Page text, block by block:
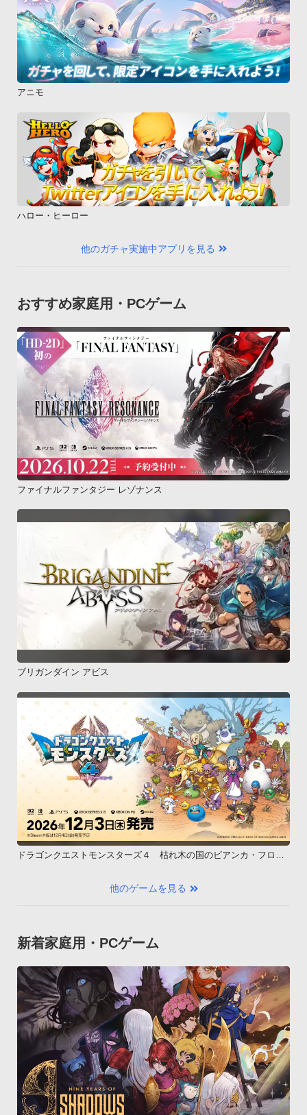
一旦ダウンロードを中止し、別のWi-Fi回線への接続をお試しい
ただくか、チェックを外し、別の通信手段（3G回線等）からの
ダウンロードをお試しください。Q.アプリを中断したい
A.「オプションメニュー」にて「アプリ終了」を選択、または
遊技中にホームボタンを押してアプリを終了いただければ、そ
の時点の遊技情報が自動的に保存されます。
中断中のデータがある場合、タイトル画面で「ゲームスター
ト」をタップすると再開確認画面が表示されますので、「は
い」を選ぶと、中断した時点から再開できます。Q.追加機能
（アドオン）が購入できない
A.以下の内容をご確認ください。・「Playストア」アプリを最
新のものにバージョンアップする
・アプリ購入時のGoogleアカウントと、スマートフォンの
・決済額が上限に達していないか、各通信会社に確認する
・こちら（http://support.google.com/wallet/bin/request.py?
に問い合わせる
（Google Playの障害であるケースもございます）Q.購入済み
の追加機能がすべて無効になった
A.以下の手順により無償で復旧が可能です。1.タイトル画面の
「ショップ」にて、無効となった追加機能をタップ
2.「購入する」の部分をタップする
3.表示される警告文の「はい」を選択
4.数秒後、「既に購入済みです」と表示が出る
5.同画面上の「タイトルへ戻る」をタップ以降、該当する追加
機能が再度有効になる
6.他に無効となっている追加機能がある場合は、各機能ごとに
上記1～5の手順を繰り返す
但し、ご購入済みのGoogleアカウントでない場合、エラーや請
求が発生する場合がございますのでご注意ください。Q.外部ス
トレージの空き容量が充分あるのに、ダウンロードが出来ない
A.お使いの機種によっては、内部ストレージ内に全アプリデー
タを保存する場合がございます。
内部ストレージの総容量が4GB以上ある機種については、一度
内部ストレージのデータを外部ストレージに移動、または削除
いただき、1.5GB以上の空き容量を確保した上で、再度ダウン
ロードをお試しください。Q.アプリの演出やサウンドが正しく
再生されない
A.以下の内容をお試しください。・[設定] &gt; [アプリケーショ
ン] &gt; [アプリケーションの管理]より、起動しているアプリの
強制停止を行う
・スマートフォンの再起動、またはキャッシュのクリアを行う
・アプリのアンインストールおよび再インストールを行うな
お、「OSのアップデート」により症状が改善される場合もござ
いますが、機種によっては症状が重くなったり、新たな症状が
発生する恐れもございます。
負いかねますので、実施につきましてはお客様ご自身の判断に
ップ」にて「BB/ATパック」をご購入いただくことで選択可能
となります。Q.「？」以外の設定が選べない
A.「？」以外の設定は、タイトル画面の「ショップ」にて「設
定変更」をご購入いただくことで選択可能となります。Q.アプ
リの請求は毎月発生するか？
A.当スロットアプリは「買いきり」のため、ご請求が発生する
のは、初回ご購入時のみとなります。Q.問い合わせの返事が来
A.サポート窓口の営業時間は、土日祝日・年末年始をのぞく
「平日10：00～13：00、14：00～18：00」となります。
メールによるお問い合わせは常時受け付けておりますが、返信
アニモ
ハロー・ヒーロー
他のガチャ実施中アプリを見る
おすすめ家庭用・PCゲーム
ファイナルファンタジー レゾナンス
ブリガンダイン アビス
ドラゴンクエストモンスターズ４ 枯れ木の国のビアンカ・フロー
他のゲームを見る
新着家庭用・PCゲーム